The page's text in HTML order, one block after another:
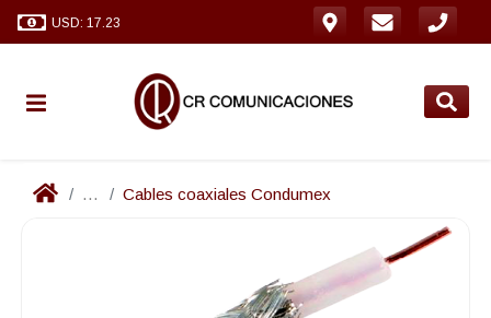
USD: 17.23
... Cables coaxiales Condumex